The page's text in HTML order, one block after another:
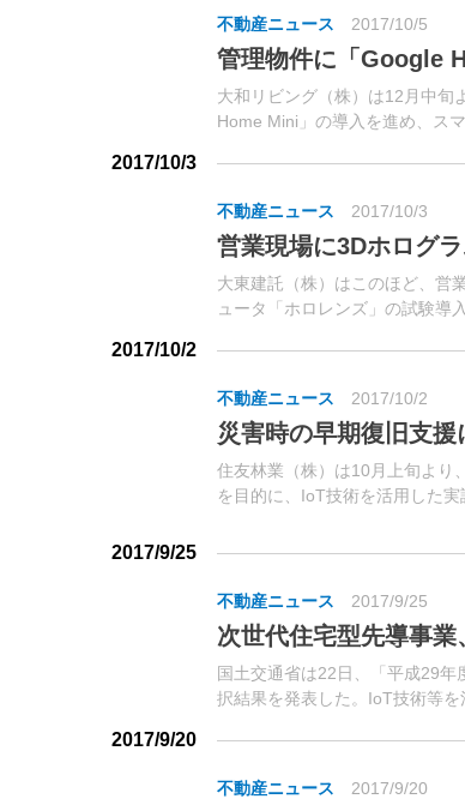
不動産ニュース 2017/10/5
管理物件に「Google
大和リビング（株）は12月中旬
Home Mini」の導入を進め、ス
2017/10/3
不動産ニュース 2017/10/3
営業現場に3Dホログ
大東建託（株）はこのほど、営
ュータ「ホロレンズ」の試験導
2017/10/2
不動産ニュース 2017/10/2
災害時の早期復旧支
住友林業（株）は10月上旬より
を目的に、IoT技術を活用した
2017/9/25
不動産ニュース 2017/9/25
次世代住宅型先導事業
国土交通省は22日、「平成29
択結果を発表した。IoT技術等
2017/9/20
不動産ニュース 2017/9/20